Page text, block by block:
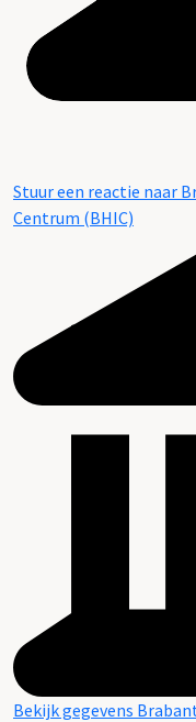
Stuur een reactie naar
Centrum (BHIC)
Bekijk gegevens